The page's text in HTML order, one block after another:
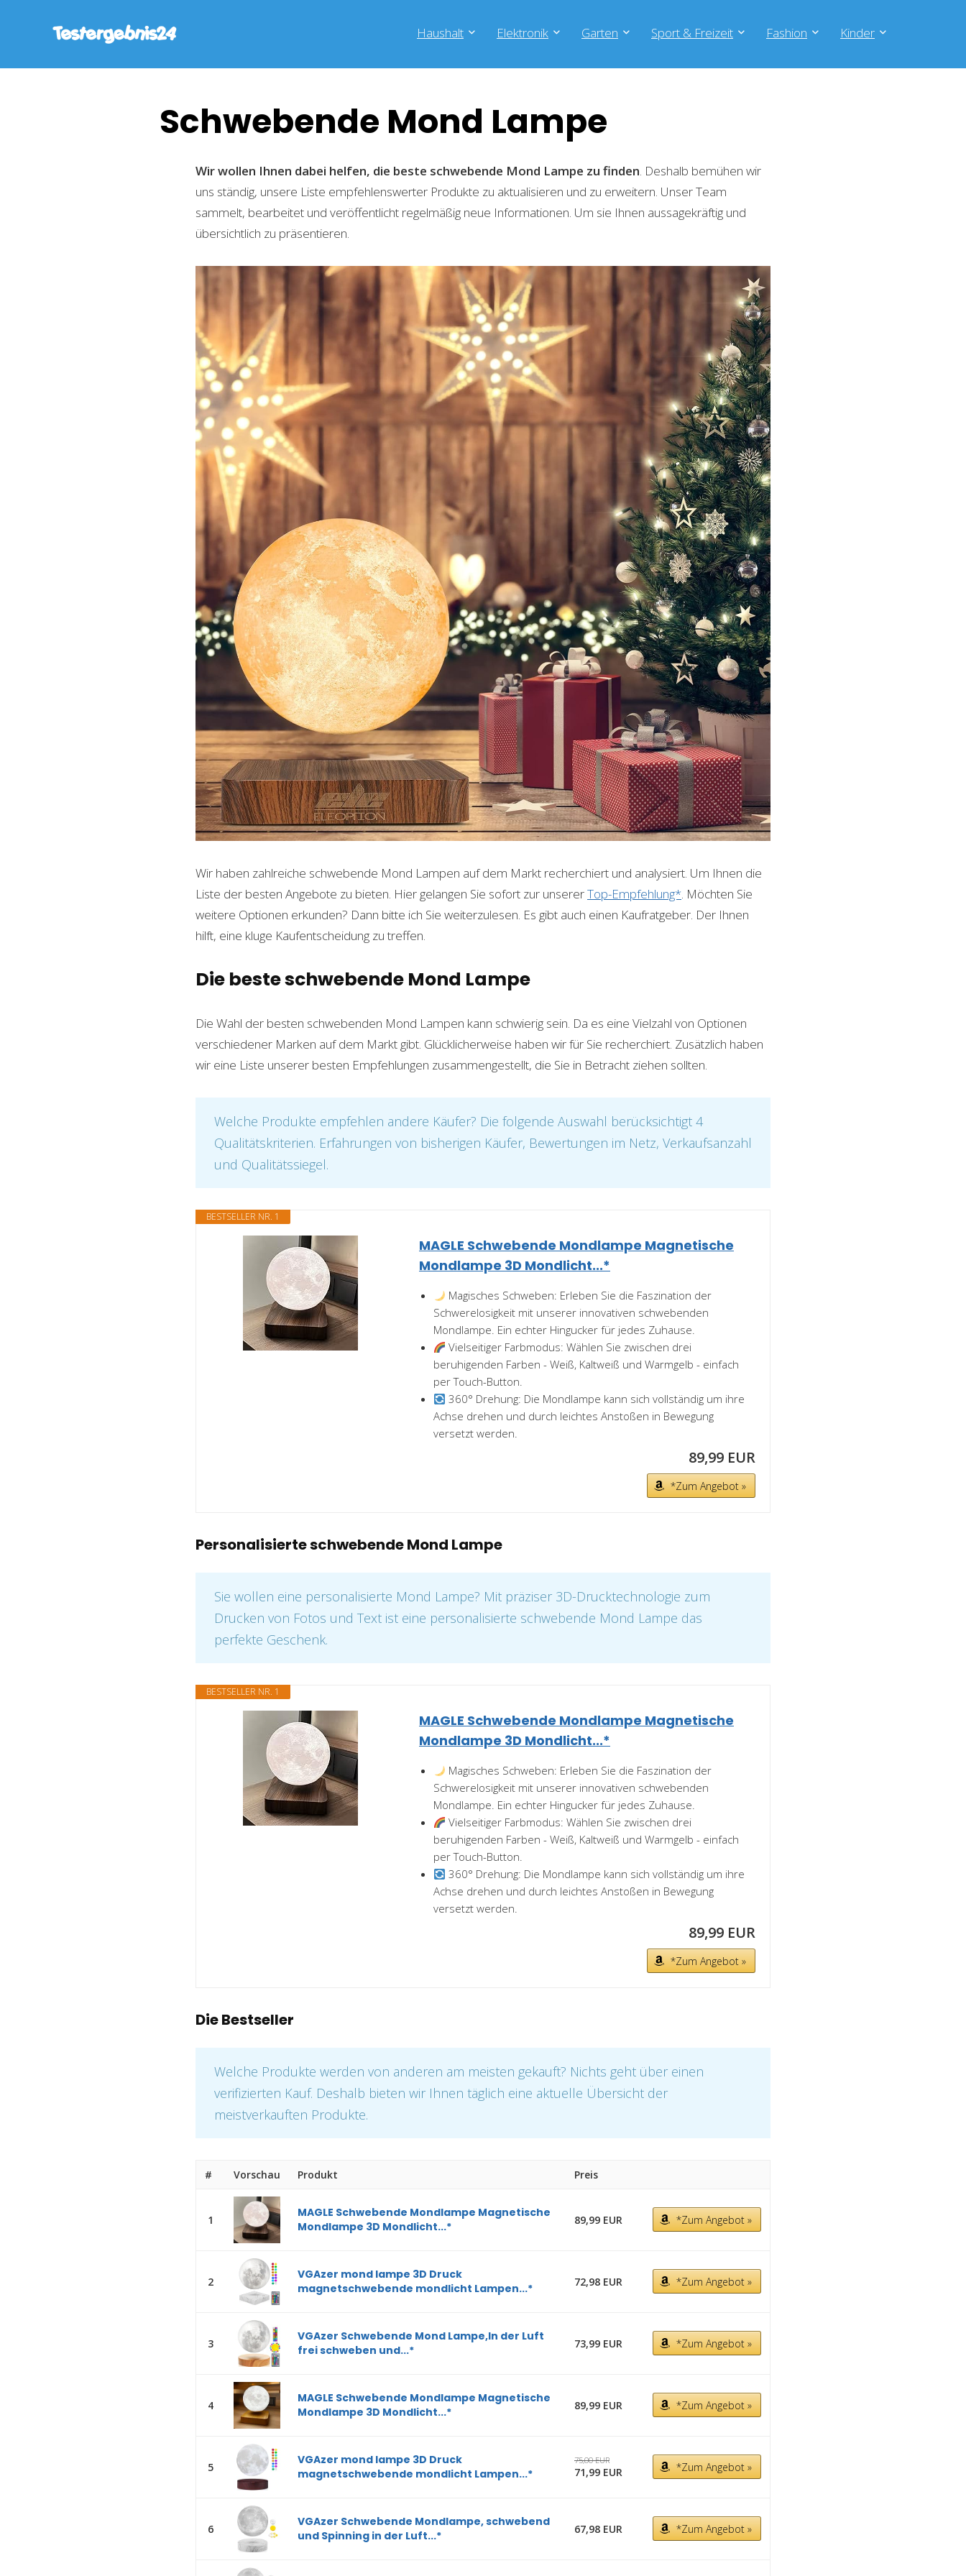
Haushalt Elektronik Garten Sport & Freizeit Fashion Kinder
Schwebende Mond Lampe
Wir wollen Ihnen dabei helfen, die beste schwebende Mond Lampe zu finden. Deshalb bemühen wir
uns ständig, unsere Liste empfehlenswerter Produkte zu aktualisieren und zu erweitern. Unser Team
sammelt, bearbeitet und veröffentlicht regelmäßig neue Informationen. Um sie Ihnen aussagekräftig und
übersichtlich zu präsentieren.
Wir haben zahlreiche schwebende Mond Lampen auf dem Markt recherchiert und analysiert. Um Ihnen die
Liste der besten Angebote zu bieten. Hier gelangen Sie sofort zur unsererTop-Empfehlung*. Möchten Sie
weitere Optionen erkunden? Dann bitte ich Sie weiterzulesen. Es gibt auch einen Kaufratgeber. Der Ihnen
hilft, eine kluge Kaufentscheidung zu treffen.
Die beste schwebende Mond Lampe
Die Wahl der besten schwebenden Mond Lampen kann schwierig sein. Da es eine Vielzahl von Optionen
verschiedener Marken auf dem Markt gibt. Glücklicherweise haben wir für Sie recherchiert. Zusätzlich haben
wir eine Liste unserer besten Empfehlungen zusammengestellt, die Sie in Betracht ziehen sollten.
Welche Produkte empfehlen andere Käufer? Die folgende Auswahl berücksichtigt 4
Qualitätskriterien. Erfahrungen von bisherigen Käufer, Bewertungen im Netz, Verkaufsanzahl
und Qualitätssiegel.
BESTSELLER NR. 1
MAGLE Schwebende Mondlampe Magnetische
Mondlampe 3D Mondlicht...*
Magisches Schweben: Erleben Sie die Faszination der
Schwerelosigkeit mit unserer innovativen schwebenden
Mondlampe. Ein echter Hingucker für jedes Zuhause.
Vielseitiger Farbmodus: Wählen Sie zwischen drei
beruhigenden Farben - Weiß, Kaltweiß und Warmgelb - einfach
per Touch-Button.
360° Drehung: Die Mondlampe kann sich vollständig um ihre
Achse drehen und durch leichtes Anstoßen in Bewegung
versetzt werden.
89,99 EUR
*Zum Angebot »
Personalisierte schwebende Mond Lampe
Sie wollen eine personalisierte Mond Lampe? Mit präziser 3D-Drucktechnologie zum
Drucken von Fotos und Text ist eine personalisierte schwebende Mond Lampe das
perfekte Geschenk.
BESTSELLER NR. 1
MAGLE Schwebende Mondlampe Magnetische
Mondlampe 3D Mondlicht...*
Magisches Schweben: Erleben Sie die Faszination der
Schwerelosigkeit mit unserer innovativen schwebenden
Mondlampe. Ein echter Hingucker für jedes Zuhause.
Vielseitiger Farbmodus: Wählen Sie zwischen drei
beruhigenden Farben - Weiß, Kaltweiß und Warmgelb - einfach
per Touch-Button.
360° Drehung: Die Mondlampe kann sich vollständig um ihre
Achse drehen und durch leichtes Anstoßen in Bewegung
versetzt werden.
89,99 EUR
*Zum Angebot »
Die Bestseller
Welche Produkte werden von anderen am meisten gekauft? Nichts geht über einen
verifizierten Kauf. Deshalb bieten wir Ihnen täglich eine aktuelle Übersicht der
meistverkauften Produkte.
# Vorschau Produkt Preis
1
MAGLE Schwebende Mondlampe Magnetische
Mondlampe 3D Mondlicht...*
89,99 EUR *Zum Angebot »
2
VGAzer mond lampe 3D Druck
magnetschwebende mondlicht Lampen...*
72,98 EUR *Zum Angebot »
3
VGAzer Schwebende Mond Lampe,In der Luft
frei schweben und...*
73,99 EUR *Zum Angebot »
4
MAGLE Schwebende Mondlampe Magnetische
Mondlampe 3D Mondlicht...*
89,99 EUR *Zum Angebot »
5
VGAzer mond lampe 3D Druck
magnetschwebende mondlicht Lampen...*
75,00 EUR
71,99 EUR *Zum Angebot »
6
VGAzer Schwebende Mondlampe, schwebend
und Spinning in der Luft...*
67,98 EUR *Zum Angebot »